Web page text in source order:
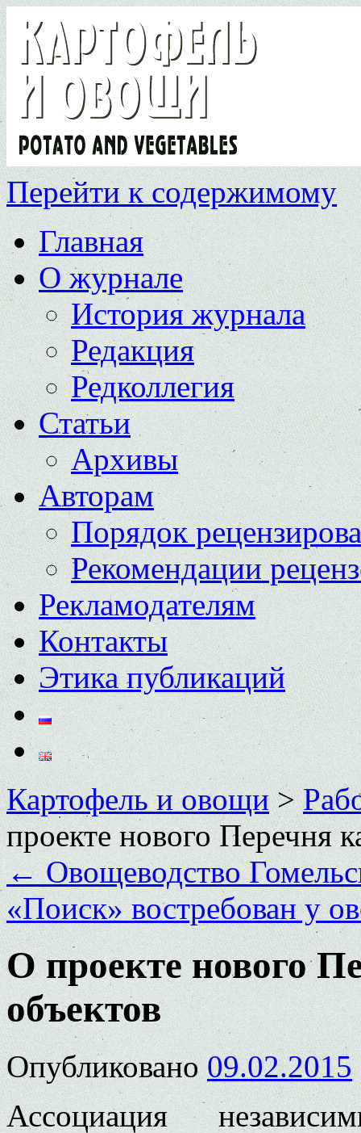
Перейти к содержимому
Главная
О журнале
История журнала
Редакция
Редколлегия
Статьи
Архивы
Авторам
Порядок
Рекомендации
Рекламодателям
Контакты
Этика публикаций
Картофель и овощи>
проекте нового Перечня
←Овощеводство
«Поиск» востребован у
О проекте нового
объектов
Опубликовано 09.02.2015
Ассоциация